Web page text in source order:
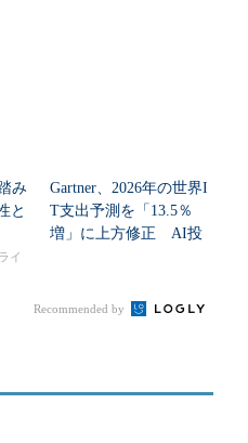
み
と
イ
Gartner、2026年の世界I
T支出予測を「13.5％
増」に上方修正 AI投
Recommended by